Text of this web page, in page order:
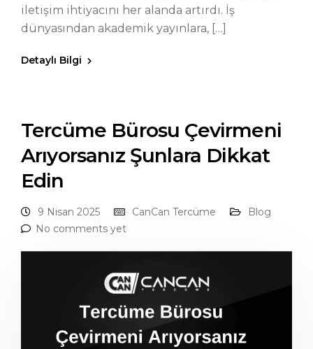
iletişim ihtiyacını her alanda artırdı. İş
dünyasından akademik yayınlara, […]
Detaylı Bilgi
Tercüme Bürosu Çevirmeni
Arıyorsanız Şunlara Dikkat
Edin
9 Nisan 2025 CanCan Tercüme
Blog
No comments yet